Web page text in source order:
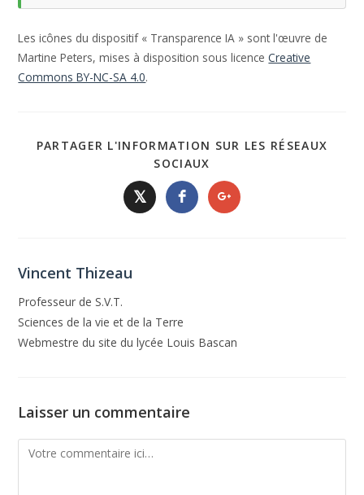
Les icônes du dispositif « Transparence IA » sont l'œuvre de
Martine Peters, mises à disposition sous licenceCreative
Commons BY-NC-SA 4.0.
PARTAGER L'INFORMATION SUR LES RÉSEAUX
SOCIAUX
𝕏
Vincent Thizeau
Professeur de S.V.T.
Sciences de la vie et de la Terre
Webmestre du site du lycée Louis Bascan
Laisser un commentaire